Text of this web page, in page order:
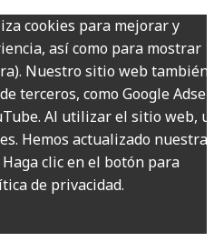
cookies para mejorar y
así como para mostrar
Nuestro sitio web también
terceros, como Google
Al utilizar el sitio web,
Hemos actualizado nuestra
clic en el botón para
de privacidad.